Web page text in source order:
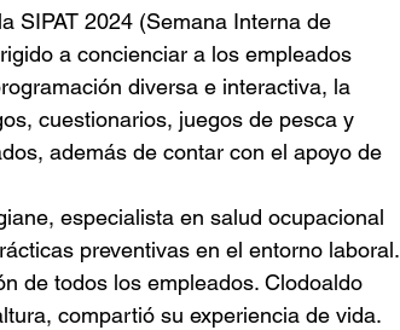
SIPAT 2024 (Semana Interna de
a concienciar a los empleados
diversa e interactiva, la
cuestionarios, juegos de pesca y
además de contar con el apoyo de
especialista en salud ocupacional
preventivas en el entorno laboral.
de todos los empleados. Clodoaldo
compartió su experiencia de vida.